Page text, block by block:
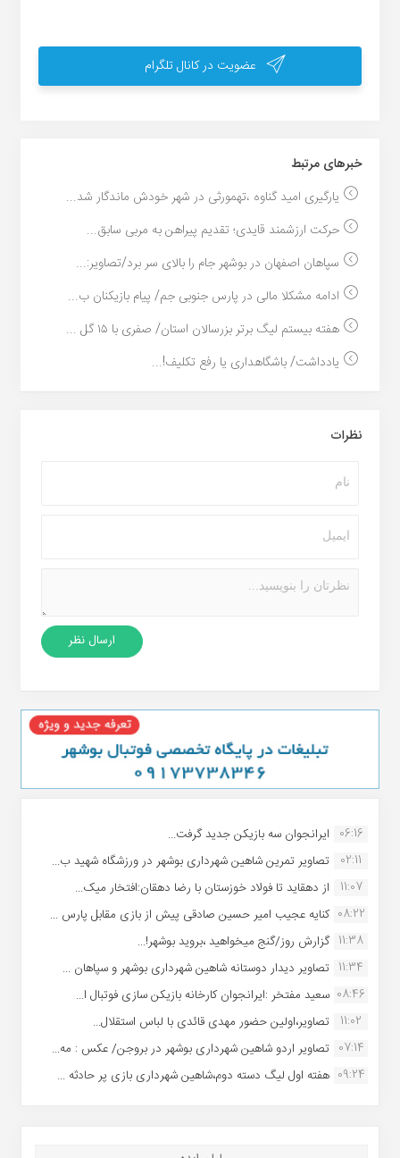
عضویت در کانال تلگرام
خبر‌های مرتبط
یارگیری امید گناوه ،تهمورثی در شهر خودش ماندگار شد...
حرکت ارزشمند قایدی؛ تقدیم پیراهن به مربی سابق...
سپاهان اصفهان در بوشهر جام را بالای سر برد/تصاویر:...
ادامه مشکلا مالی در پارس جنوبی جم/ پیام بازیکنان ب...
هفته بیستم لیگ برتر بزرسالان استان/ صفری با ۱۵ گل ...
یادداشت/ باشگاهداری یا رفع تکلیف!...
نظرات
06:16 ایرانجوان سه بازیکن جدید گرفت...
02:11
تصاویر تمرین شاهین شهردارى بوشهر در ورزشگاه شهید ب...
11:07
از دهقاید تا فولاد خوزستان با رضا دهقان:افتخار میک...
08:22 کنایه عجیب امیر حسین صادقی پیش از بازی مقابل پارس ...
11:38 گزارش روز/گنج میخواهید ،بروید بوشهر!...
11:34 تصاویر دیدار دوستانه شاهین شهردارى بوشهر و سپاهان ...
08:46 سعید مفتخر :ایرانجوان کارخانه بازیکن سازی فوتبال ا...
11:02
تصاویر،اولین حضور مهدی قائدی با لباس استقلال...
07:14 تصاویر اردو شاهین شهرداری بوشهر در بروجن/ عکس : مه...
09:24 هفته اول لیگ دسته دوم،شاهین شهرداری بازی پر حادثه ...